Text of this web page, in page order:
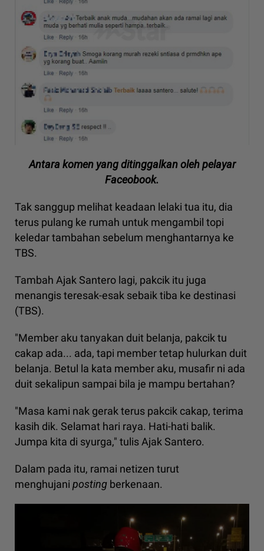
Antara komen yang ditinggalkan oleh pelayar
Faceobook.
Tak sanggup melihat keadaan lelaki tua itu, dia
terus pulang ke rumah untuk mengambil topi
keledar tambahan sebelum menghantarnya ke
TBS.
Tambah Ajak Santero lagi, pakcik itu juga
menangis teresak-esak sebaik tiba ke destinasi
(TBS).
"Member aku tanyakan duit belanja, pakcik tu
cakap ada... ada, tapi member tetap hulurkan duit
belanja. Betul la kata member aku, musafir ni ada
duit sekalipun sampai bila je mampu bertahan?
"Masa kami nak gerak terus pakcik cakap, terima
kasih dik. Selamat hari raya. Hati-hati balik.
Jumpa kita di syurga," tulis Ajak Santero.
Dalam pada itu, ramai netizen turut
menghujani posting berkenaan.